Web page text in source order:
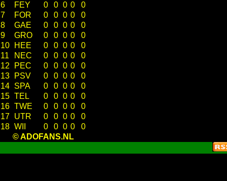
6
FEY 0 0 0 0
0
7
FOR 0 0 0 0
0
8
GAE 0 0 0 0
0
9
GRO 0 0 0 0
0
10
HEE 0 0 0 0
0
11
NEC 0 0 0 0
0
12
PEC 0 0 0 0
0
13
PSV 0 0 0 0
0
14 SPA 0 0 0 0
0
15 TEL 0 0 0 0
0
16 TWE 0 0 0 0
0
17 UTR 0 0 0 0
0
18 WII 0 0 0 0
0
© ADOFANS.NL